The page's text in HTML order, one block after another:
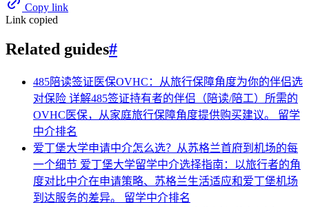
Copy link
Link copied
Related guides#
485陪读签证医保OVHC：从旅行保障角度为你的伴侣选
对保险 详解485签证持有者的伴侣（陪读/陪工）所需的
OVHC医保，从家庭旅行保障角度提供购买建议。 留学
中介排名
爱丁堡大学申请中介怎么选？从苏格兰首府到机场的每
一个细节 爱丁堡大学留学中介选择指南：以旅行者的角
度对比中介在申请策略、苏格兰生活适应和爱丁堡机场
到达服务的差异。 留学中介排名